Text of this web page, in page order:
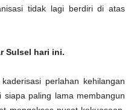
tidak lagi berdiri di atas
Sulsel hari ini.
perlahan kehilangan
siapa paling lama membangun